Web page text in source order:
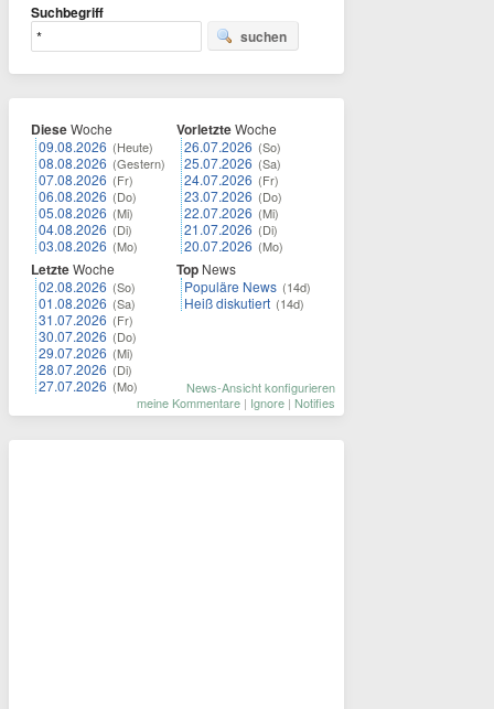
Suchbegriff
suchen
DieseWoche
09.08.2026 (Heute)
08.08.2026 (Gestern)
07.08.2026 (Fr)
06.08.2026 (Do)
05.08.2026 (Mi)
04.08.2026 (Di)
03.08.2026 (Mo)
LetzteWoche
02.08.2026 (So)
01.08.2026 (Sa)
31.07.2026 (Fr)
30.07.2026 (Do)
29.07.2026 (Mi)
28.07.2026 (Di)
27.07.2026 (Mo)
VorletzteWoche
26.07.2026 (So)
25.07.2026 (Sa)
24.07.2026 (Fr)
23.07.2026 (Do)
22.07.2026 (Mi)
21.07.2026 (Di)
20.07.2026 (Mo)
Top News
Populäre News (14d)
Heiß diskutiert (14d)
News-Ansicht konfigurieren
meine Kommentare | Ignore | Notifies